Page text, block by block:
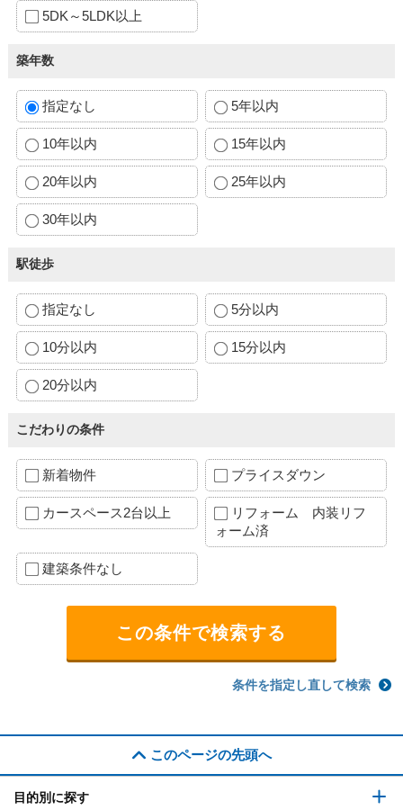
5DK～5LDK以上
築年数
指定なし 5年以内
10年以内 15年以内
20年以内 25年以内
30年以内
駅徒歩
指定なし 5分以内
10分以内 15分以内
20分以内
こだわりの条件
新着物件 プライスダウン
カースペース2台以上
リフォーム 内装リフ
ォーム済
建築条件なし
条件を指定し直して検索
このページの先頭へ
目的別に探す